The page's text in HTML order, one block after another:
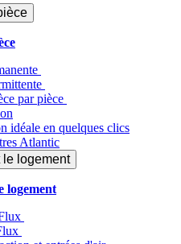
par pièce
idéale en quelques clics
Atlantic
le logement
logement